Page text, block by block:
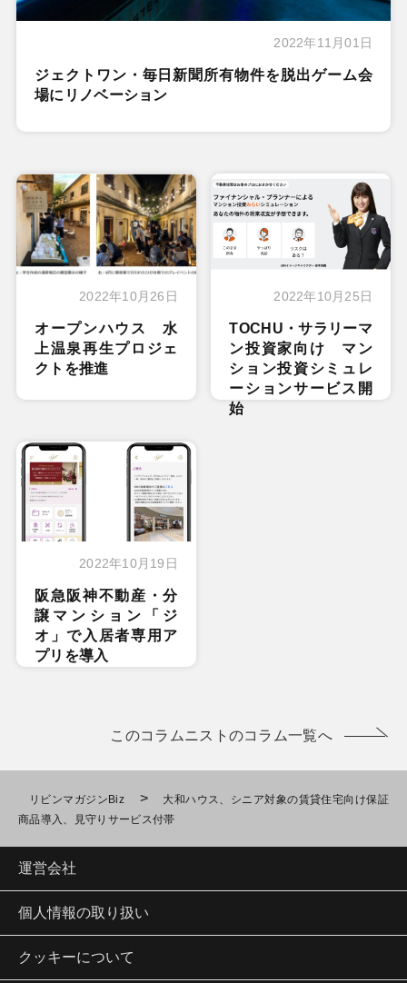
2022年11月01日
ジェクトワン・毎日新聞所有物件を脱出ゲーム会
場にリノベーション
2022年10月26日
オープンハウス 水
上温泉再生プロジェ
クトを推進
2022年10月25日
TOCHU・サラリーマ
ン投資家向け マン
ション投資シミュレ
ーションサービス開
始
2022年10月19日
阪急阪神不動産・分
譲マンション「ジ
オ」で入居者専用ア
プリを導入
このコラムニストのコラム一覧へ
リビンマガジンBiz >
大和ハウス、シニア対象の賃貸住宅向け保証
商品導入、見守りサービス付帯
運営会社
個人情報の取り扱い
クッキーについて